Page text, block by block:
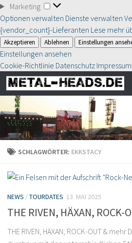
Marketing
Marketing
Optionen verwalten Dienste verwalten
{vendor_count}-Lieferanten Lese mehr
Akzeptieren Ablehnen Einstellungen
Einstellungen ansehen
Cookie-Richtlinie Datenschutz Impressum
SCHLAGWÖRTER: EKKSTACY
NEWS /TOURDATES 13. MAI 2025
THE RIVEN, HÄXAN, ROCK-
THE RIVEN, HÄXAN, ROCK-OUT & mehr